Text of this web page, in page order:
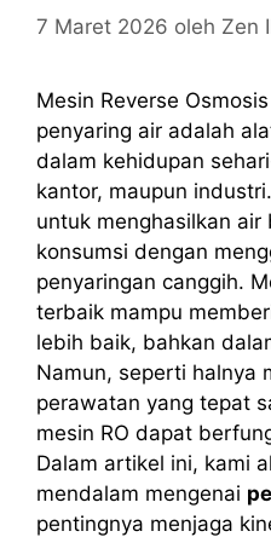
7 Maret 2026 oleh Zen
Mesin Reverse
penyaring air adalah
dalam kehidupan
kantor, maupun
untuk menghasilkan
konsumsi dengan
penyaringan canggih.
terbaik mampu
lebih baik, bahkan
Namun, seperti halnya
perawatan yang tepat
mesin RO dapat
Dalam artikel ini, kami
mendalam mengenai
pentingnya menjaga